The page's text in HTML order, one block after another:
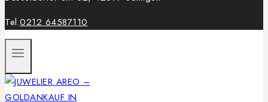
Tel.0212 64587110